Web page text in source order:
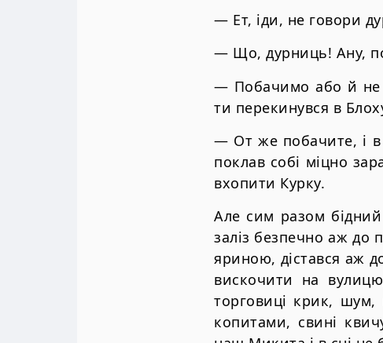
— Ет, iди, не говори
— Що, дурниць! Ану,
— Побачимо або й не
ти перекинувся в
— От же побачите, i в
поклав собi мiцно
вхопити Курку.
Але сим разом
залiз безпечно аж до
яриною, дiстався аж
вискочити на
торговицi крик, шум,
копитами, свинi